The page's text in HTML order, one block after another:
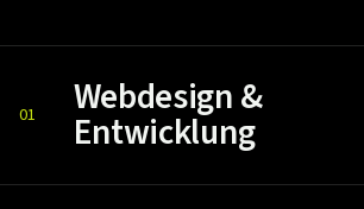
01 Webdesign &
Entwicklung